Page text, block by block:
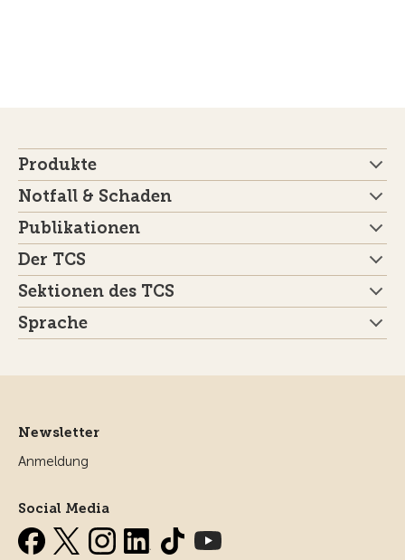
Produkte
Notfall & Schaden
Publikationen
Der TCS
Sektionen des TCS
Sprache
Newsletter
Anmeldung
Social Media